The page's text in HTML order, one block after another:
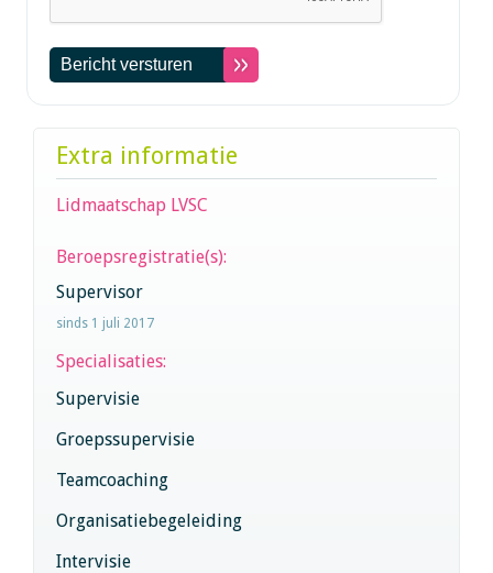
Extra informatie
Lidmaatschap LVSC
Beroepsregistratie(s):
Supervisor
sinds 1 juli 2017
Specialisaties:
Supervisie
Groepssupervisie
Teamcoaching
Organisatiebegeleiding
Intervisie